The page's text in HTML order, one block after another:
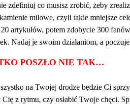
zdefiniuj co musisz zrobić, żeby
milowe, czyli takie mniejsze
artykułów, potem zdobycie 300
Nadaj je swoim działaniom, a
POSZŁO NIE TAK…
na Twojej drodze będzie Ci
z rytmu, czy osłabić Twoje chęci.